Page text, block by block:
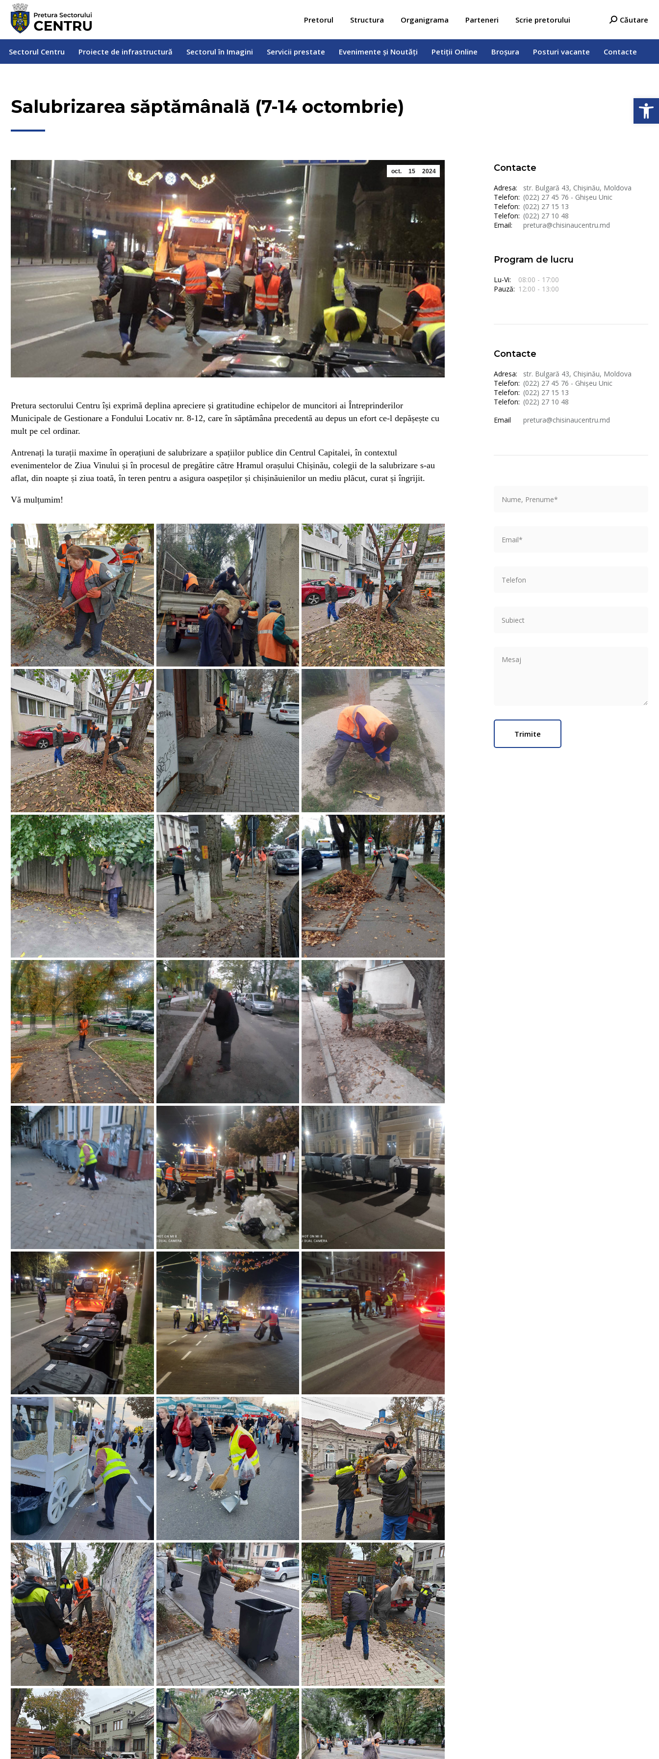
Pretorul Structura Organigrama Parteneri Scrie pretorului Search:
Căutare
Sectorul Centru Proiecte de infrastructură Sectorul în Imagini Servicii prestate Evenimente și Noutăți Petiții Online Broșura Posturi vacante Contacte
Salubrizarea săptămânală (7-14 octombrie)
oct. 15 2024
Pretura sectorului Centru își exprimă deplina apreciere și gratitudine echipelor de muncitori ai Întreprinderilor
Municipale de Gestionare a Fondului Locativ nr. 8-12, care în săptămâna precedentă au depus un efort ce-l depășește cu
mult pe cel ordinar.
Antrenați la turații maxime în operațiuni de salubrizare a spațiilor publice din Centrul Capitalei, în contextul
evenimentelor de Ziua Vinului și în procesul de pregătire către Hramul orașului Chișinău, colegii de la salubrizare s-au
aflat, din noapte și ziua toată, în teren pentru a asigura oaspeților și chișinăuienilor un mediu plăcut, curat și îngrijit.
Vă mulțumim!
Contacte
Adresa:
str. Bulgară 43, Chișinău, Moldova
Telefon: (022) 27 45 76 - Ghișeu Unic
Telefon: (022) 27 15 13
Telefon: (022) 27 10 48
Email:
pretura@chisinaucentru.md
Program de lucru
Lu-Vi:
08:00 - 17:00
Pauză: 12:00 - 13:00
Contacte
Adresa:
str. Bulgară 43, Chișinău, Moldova
Telefon: (022) 27 45 76 - Ghișeu Unic
Telefon: (022) 27 15 13
Telefon: (022) 27 10 48
Email
pretura@chisinaucentru.md
Sectorul Centru Proiecte de infrastructură Servicii prestate Evenimente și Noutăți Petiții Online Broșura Posturi vacante Contacte